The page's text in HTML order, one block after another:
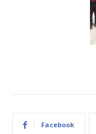
Facebook